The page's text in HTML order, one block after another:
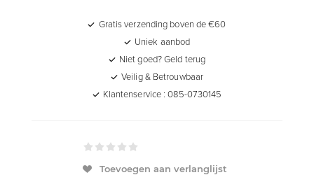
Gratis verzending boven de €60
Uniek aanbod
Niet goed? Geld terug
Veilig & Betrouwbaar
Klantenservice : 085-0730145
Toevoegen aan verlanglijst